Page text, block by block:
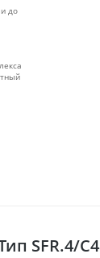
до
SFR.4/